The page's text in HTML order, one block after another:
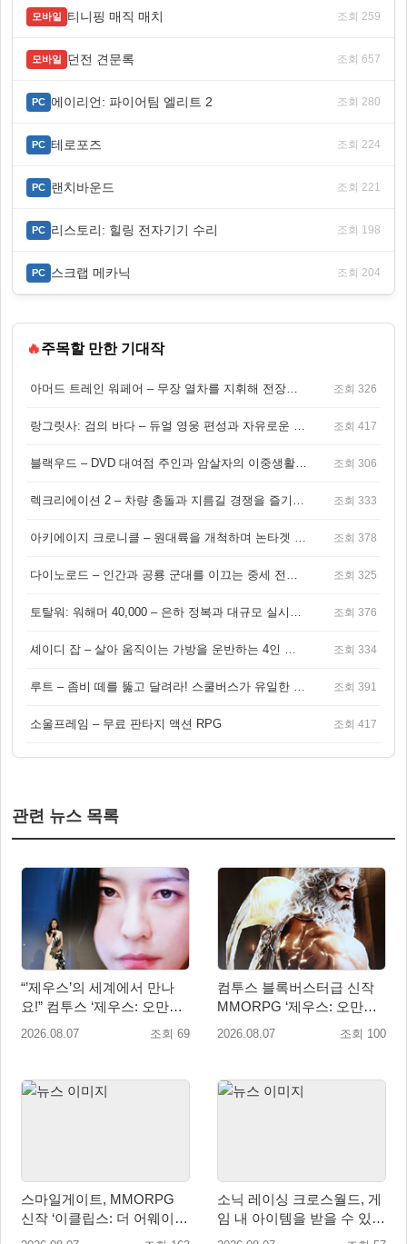
모바일 티니핑 매직 매치 조회 259
모바일 던전 견문록 조회 657
PC 에이리언: 파이어팀 엘리트 2 조회 280
PC 테로포즈 조회 224
PC 랜치바운드 조회 221
PC 리스토리: 힐링 전자기기 수리 조회 198
PC 스크랩 메카닉 조회 204
🔥주목할 만한 기대작
아머드 트레인 워페어 – 무장 열차를 지휘해 전장을 돌파하는 생존 전투 게임 조회 326
랑그릿사: 검의 바다 – 듀얼 영웅 편성과 자유로운 탐험을 결합한 판타지 전략 RPG 조회 417
블랙우드 – DVD 대여점 주인과 암살자의 이중생활을 그린 3인칭 액션 스릴러 게임 조회 306
렉크리에이션 2 – 차량 충돌과 지름길 경쟁을 즐기는 오픈월드 아케이드 레이싱 게임 조회 333
아키에이지 크로니클 – 원대륙을 개척하며 논타겟 전투를 즐기는 오픈월드 MMORPG 조회 378
다이노로드 – 인간과 공룡 군대를 이끄는 중세 전략 액션 RPG 조회 325
토탈워: 워해머 40,000 – 은하 정복과 대규모 실시간 전투가 결합된 전략 게임! 조회 376
셰이디 잡 – 살아 움직이는 가방을 운반하는 4인 협동 물리 어드벤처 게임 조회 334
루트 – 좀비 떼를 뚫고 달려라! 스쿨버스가 유일한 집이 되는 4인 협동 생존 게임 조회 391
소울프레임 – 무료 판타지 액션 RPG 조회 417
관련 뉴스 목록
“’제우스’의 세계에서 만나
요!” 컴투스 ‘제우스: 오만의
신’ 쇼케이스 찾은 배우 박지
2026.08.07 조회 69
컴투스 블록버스터급 신작
MMORPG ‘제우스: 오만의
신’, 8월 26일 출시!
2026.08.07 조회 100
스마일게이트, MMORPG
신작 ‘이클립스: 더 어웨이크
닝’ 9월 10일 론칭!
소닉 레이싱 크로스월드, 게
임 내 아이템을 받을 수 있는
‘레전드 대회 라운드 7’ 개최!